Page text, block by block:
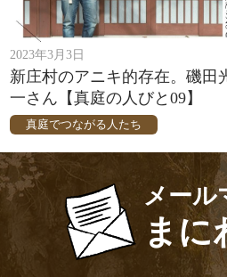
2023年3月3日
新庄村のアニキ的存在。磯田
一さん【真庭の人びと09】
真庭でつながる人たち
メール
まに